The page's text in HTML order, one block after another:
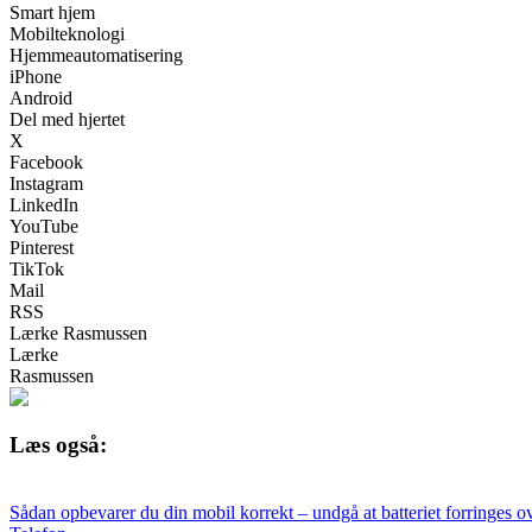
Smart hjem
Mobilteknologi
Hjemmeautomatisering
iPhone
Android
Del med hjertet
X
Facebook
Instagram
LinkedIn
YouTube
Pinterest
TikTok
Mail
RSS
Lærke Rasmussen
Lærke
Rasmussen
Læs også:
Sådan opbevarer du din mobil korrekt – undgå at batteriet forringes